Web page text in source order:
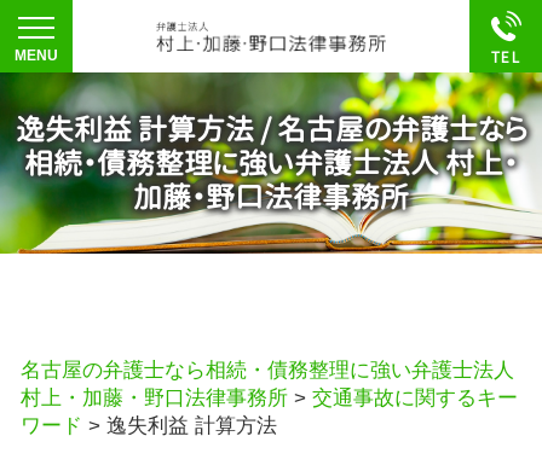
逸失利益 計算方法 / 名古屋の弁護士なら
相続・債務整理に強い弁護士法人 村上・
加藤・野口法律事務所
名古屋の弁護士なら相続・債務整理に強い弁護士法人
村上・加藤・野口法律事務所 > 交通事故に関するキー
ワード > 逸失利益 計算方法